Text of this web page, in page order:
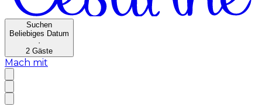
Suchen
Beliebiges Datum
·
2 Gäste
Mach mit